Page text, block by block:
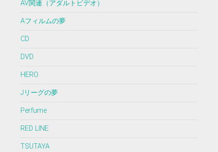
AV関連（アダルトビデオ）
Aフィルムの夢
CD
DVD
HERO
Jリーグの夢
Perfume
RED LINE
TSUTAYA